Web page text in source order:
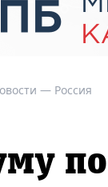
— Россия